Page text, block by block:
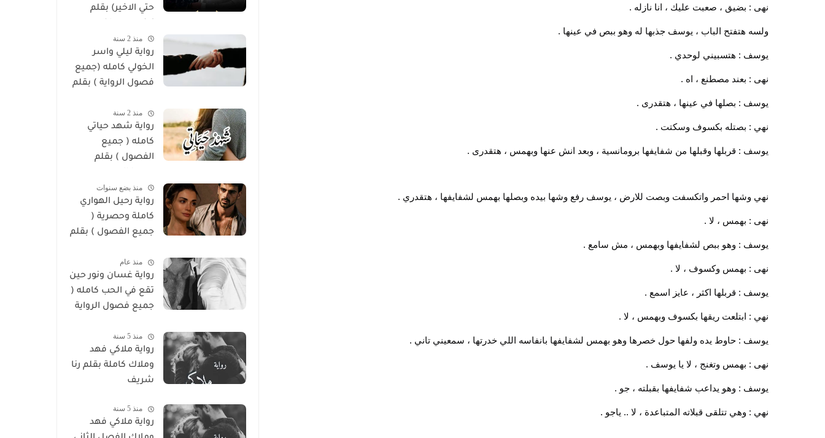
نهى : بضيق ، صعبت عليك ، انا نازله .
ولسه هتفتح الباب ، يوسف جذبها له وهو ببص في عينها .
يوسف : هتسبيني لوحدي .
نهى : بعند مصطنع ، اه .
يوسف : بصلها في عينها ، هتقدرى .
نهي : بصتله بكسوف وسكتت .
يوسف : قربلها وقبلها من شفايفها برومانسية ، وبعد انش عنها وبهمس ، هتقدرى .
نهي وشها احمر واتكسفت وبصت للارض ، يوسف رفع وشها بيده وبصلها بهمس لشفايفها ، هتقدري .
نهى : بهمس ، لا .
يوسف : وهو ببص لشفايفها وبهمس ، مش سامع .
نهى : بهمس وكسوف ، لا .
يوسف : قربلها اكثر ، عايز اسمع .
نهي : ابتلعت ريقها بكسوف وبهمس ، لا .
يوسف : حاوط يده ولفها حول خصرها وهو بهمس لشفايفها بانفاسه اللي خدرتها ، سمعيني تاني .
نهى : بهمس وتغنج ، لا يا يوسف .
يوسف : وهو يداعب شفايفها بقبلته ، جو .
نهي : وهي تتلقى قبلاته المتباعدة ، لا .. ياجو .
حتي الاخير) بقلم
منذ 2 سنة
رواية ليلي واسر
الخولي كامله (جميع
فصول الرواية ) بقلم
منذ 2 سنة
رواية شهد حياتي
كامله ( جميع
الفصول ) بقلم
منذ بضع سنوات
رواية رحيل الهواري
كاملة وحصرية (
جميع الفصول ) بقلم
منذ عام
رواية غسان ونور حين
تقع في الحب كامله (
جميع فصول الرواية
منذ 5 سنة
رواية ملاكي فهد
وملاك كاملة بقلم رنا
شريف
منذ 5 سنة
رواية ملاكي فهد